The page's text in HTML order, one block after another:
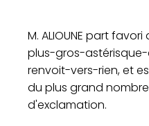
M. ALIOUNE part
plus-gros-
renvoit-vers-rien, et
du plus grand
d'exclamation.